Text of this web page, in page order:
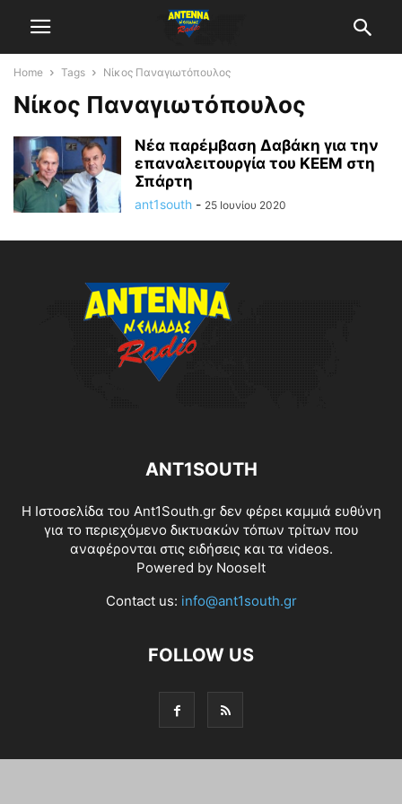
Home Tags Νίκος Παναγιωτόπουλος
Νίκος Παναγιωτόπουλος
Νέα παρέμβαση Δαβάκη για την
επαναλειτουργία του ΚΕΕΜ στη
Σπάρτη
ant1south - 25 Ιουνίου 2020
ANT1SOUTH
Η Ιστοσελίδα του Ant1South.gr δεν φέρει καμμιά ευθύνη
για το περιεχόμενο δικτυακών τόπων τρίτων που
αναφέρονται στις ειδήσεις και τα videos.
Powered by NooseIt
Contact us: info@ant1south.gr
FOLLOW US